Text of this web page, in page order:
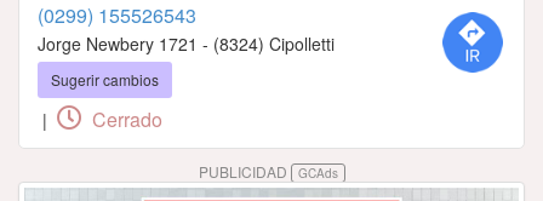
(0299) 155526543
Jorge Newbery 1721 - (8324) Cipolletti
Sugerir cambios
| Cerrado
PUBLICIDAD GCAds